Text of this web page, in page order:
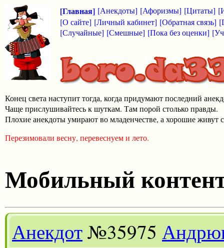
[Главная] [Анекдоты] [Афоризмы] [Цитаты]
[О сайте] [Личный кабинет] [Обратная связь]
[Случайные] [Смешные] [Пока без оценки]
Конец света наступит тогда, когда придумают последний
Чаще прислушивайтесь к шуткам. Там порой столько правды.
Плохие анекдоты умирают во младенчестве, а хорошие живут
Перезимовали весну, перевеснуем и лето.
Мобильный
Анекдот№35975